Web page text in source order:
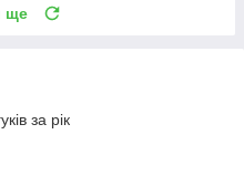
ще
за рік